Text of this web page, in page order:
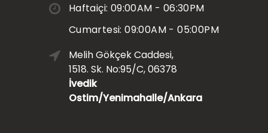
Haftaiçi: 09:00AM - 06:30PM
Cumartesi: 09:00AM - 05:00PM
Melih Gökçek Caddesi,
1518. Sk. No:95/C, 06378
İvedik
Ostim/Yenimahalle/Ankara